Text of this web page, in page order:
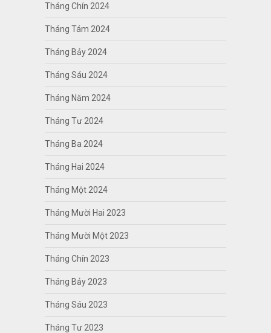
Tháng Chín 2024
Tháng Tám 2024
Tháng Bảy 2024
Tháng Sáu 2024
Tháng Năm 2024
Tháng Tư 2024
Tháng Ba 2024
Tháng Hai 2024
Tháng Một 2024
Tháng Mười Hai 2023
Tháng Mười Một 2023
Tháng Chín 2023
Tháng Bảy 2023
Tháng Sáu 2023
Tháng Tư 2023